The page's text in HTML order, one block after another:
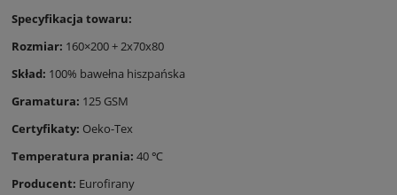
Specyfikacja towaru:
Rozmiar: 160×200 + 2x70x80
Skład: 100% bawełna hiszpańska
Gramatura: 125 GSM
Certyfikaty: Oeko-Tex
Temperatura prania: 40 ℃
Producent: Eurofirany